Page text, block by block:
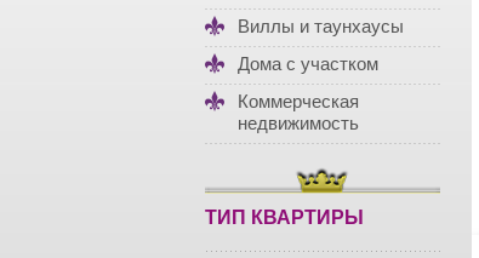
Виллы и таунхаусы
Дома с участком
Коммерческая
недвижимость
ТИП КВАРТИРЫ